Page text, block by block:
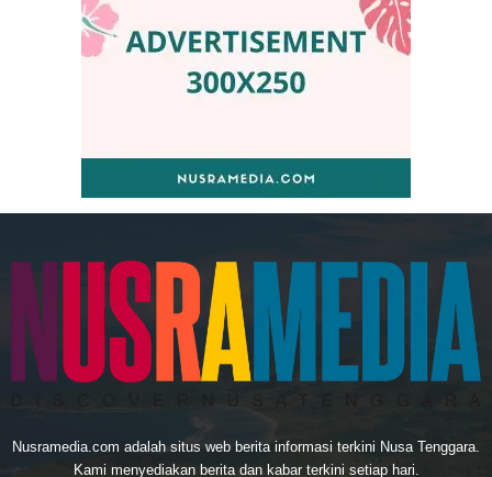
Nusramedia.com adalah situs web berita informasi terkini Nusa Tenggara.
Kami menyediakan berita dan kabar terkini setiap hari.